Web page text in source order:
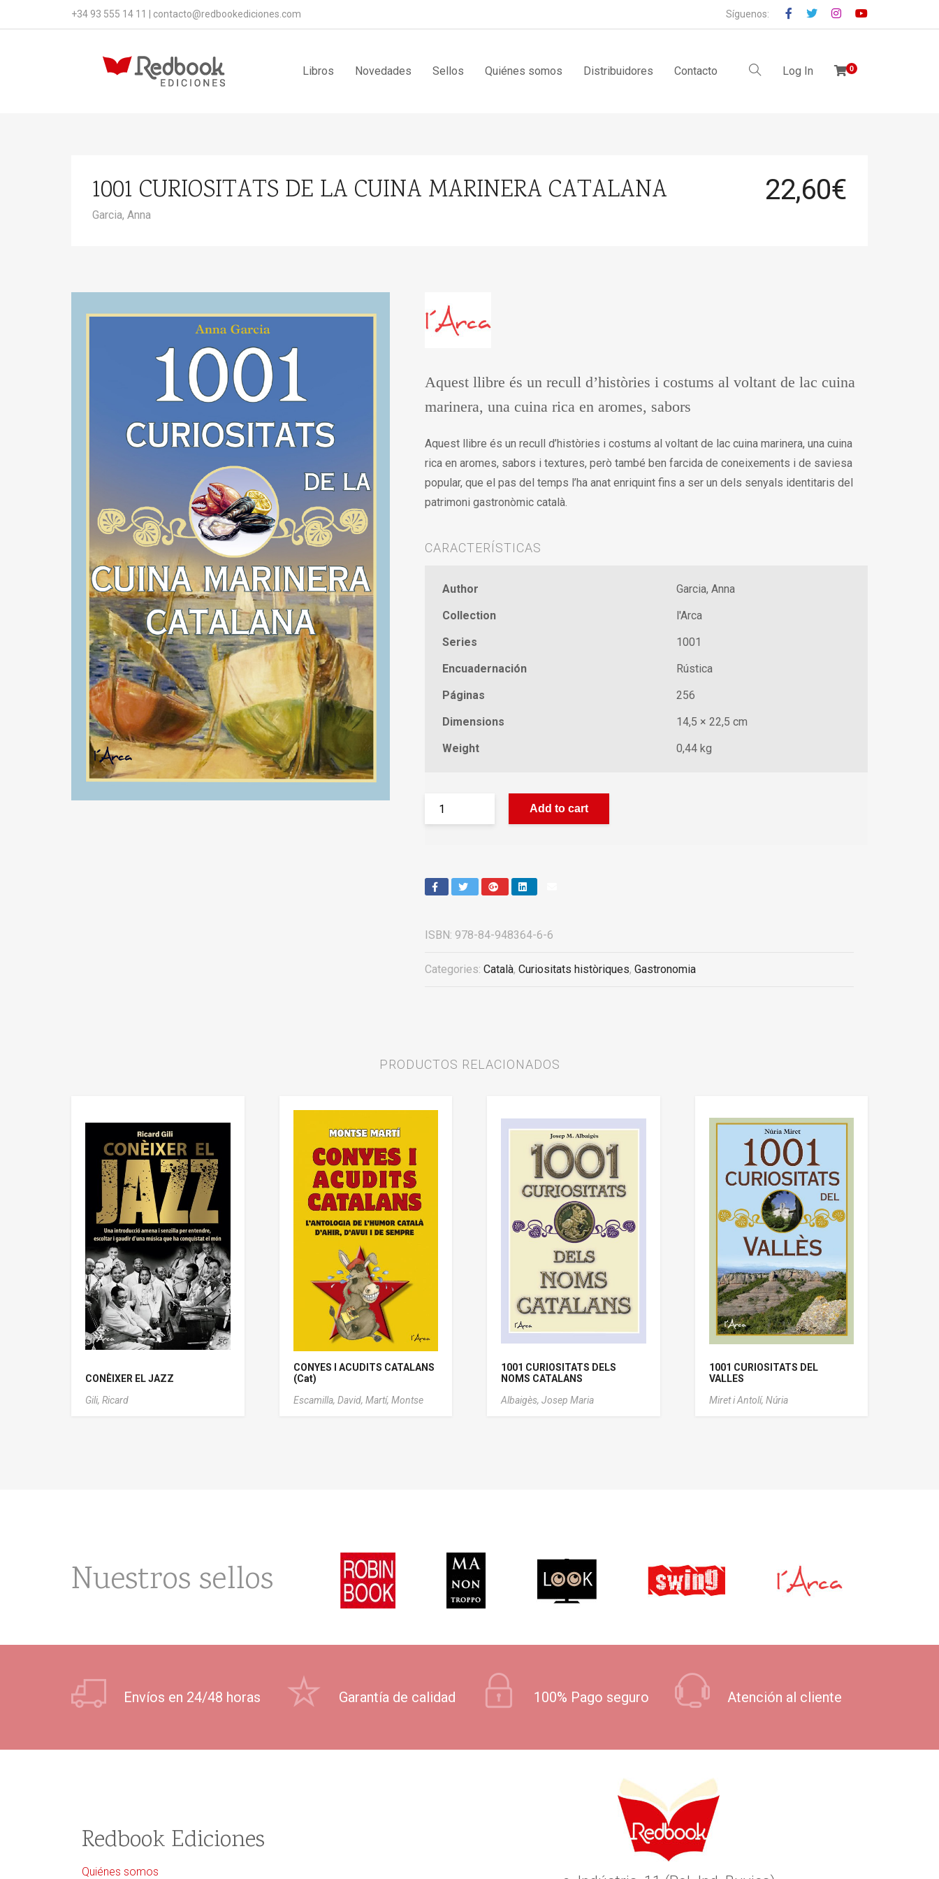
+34 93 555 14 11 contacto@redbookediciones.com Síguenos:
Libros Novedades Sellos Quiénes somos Distribuidores Contacto Log In 0
1001 CURIOSITATS DE LA CUINA MARINERA CATALANA
Garcia, Anna
22,60€
Aquest llibre és un recull d’històries i costums al voltant de lac cuina
marinera, una cuina rica en aromes, sabors
Aquest llibre és un recull d’històries i costums al voltant de lac cuina marinera, una cuina
rica en aromes, sabors i textures, però també ben farcida de coneixements i de saviesa
popular, que el pas del temps l’ha anat enriquint fins a ser un dels senyals identitaris del
patrimoni gastronòmic català.
CARACTERÍSTICAS
Author
Garcia, Anna
Collection
l'Arca
Series
1001
Encuadernación
Rústica
Páginas
256
Dimensions
14,5 × 22,5 cm
Weight
0,44 kg
Add to cart
ISBN: 978-84-948364-6-6
Categories: Català, Curiositats històriques, Gastronomia
PRODUCTOS RELACIONADOS
CONÈIXER EL JAZZ
Gili, Ricard
CONYES I ACUDITS CATALANS
(Cat)
Escamilla, David, Martí, Montse
1001 CURIOSITATS DELS
NOMS CATALANS
Albaigès, Josep Maria
1001 CURIOSITATS DEL
VALLES
Miret i Antolí, Núria
Nuestros sellos
Envíos en 24/48 horas Garantía de calidad 100% Pago seguro Atención al cliente
Redbook Ediciones
Quiénes somos